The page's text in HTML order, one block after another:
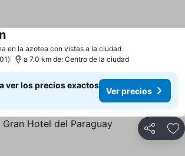
en la azotea con vistas a la ciudad
a 7.0 km de: Centro de la ciudad
ver los precios exactos
Ver precios
Compartir